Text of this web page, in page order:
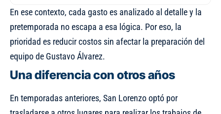
En ese contexto, cada gasto es analizado al detalle y la
pretemporada no escapa a esa lógica. Por eso, la
prioridad es reducir costos sin afectar la preparación del
equipo de Gustavo Álvarez.
Una diferencia con otros años
En temporadas anteriores, San Lorenzo optó por